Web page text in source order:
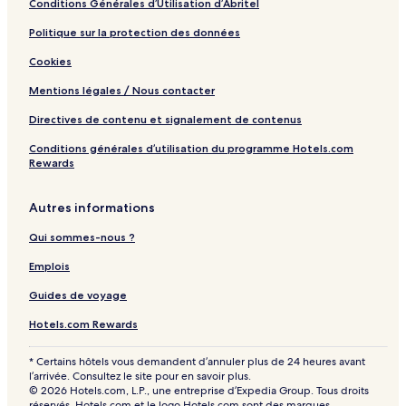
Conditions Générales d’Utilisation d’Abritel
Politique sur la protection des données
Cookies
Mentions légales / Nous contacter
Directives de contenu et signalement de contenus
Conditions générales d’utilisation du programme Hotels.com
Rewards
Autres informations
Qui sommes-nous ?
Emplois
Guides de voyage
Hotels.com Rewards
* Certains hôtels vous demandent d’annuler plus de 24 heures avant
l’arrivée. Consultez le site pour en savoir plus.
© 2026 Hotels.com, L.P., une entreprise d’Expedia Group. Tous droits